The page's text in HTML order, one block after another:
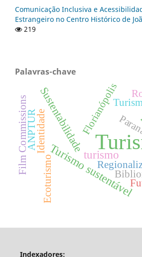
Comunicação Inclusiva e
Estrangeiro no Centro Histórico de
219
Palavras-chave
Turismo sustentável
turismo
Sustentabilidade
Ecoturismo
Florianópolis
Identidade
ANPTUR
Film Commissions
Indexadores: